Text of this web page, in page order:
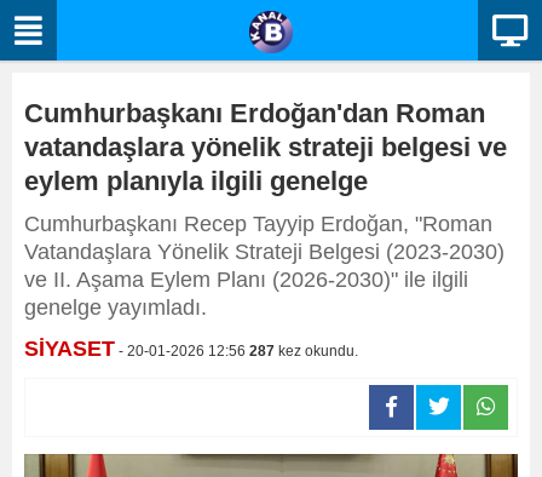
Cumhurbaşkanı Erdoğan'dan Roman
vatandaşlara yönelik strateji belgesi ve
eylem planıyla ilgili genelge
Cumhurbaşkanı Recep Tayyip Erdoğan, "Roman
Vatandaşlara Yönelik Strateji Belgesi (2023-2030)
ve II. Aşama Eylem Planı (2026-2030)" ile ilgili
genelge yayımladı.
SİYASET - 20-01-2026 12:56 287 kez okundu.